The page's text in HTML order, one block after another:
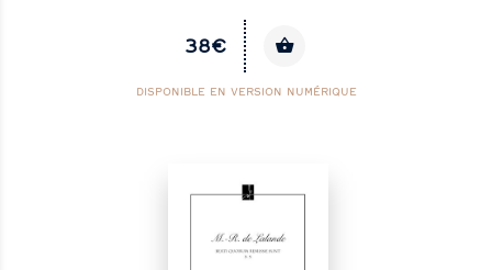
38€
DISPONIBLE EN VERSION NUMÉRIQUE